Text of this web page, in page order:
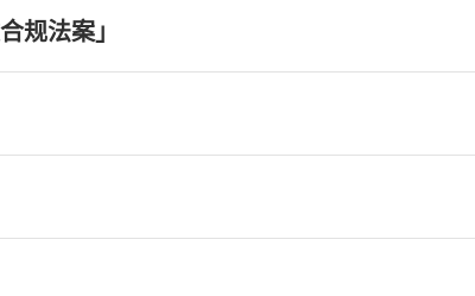
规法案」